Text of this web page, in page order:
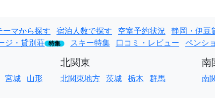
ーマから探す 宿泊人数で探す 空室予約状況 静岡・伊豆
ジ・貸別荘 特集 スキー特集 口コミ・レビュー ペンシ
宮城 山形
北関東
北関東地方 茨城 栃木 群馬
南
南